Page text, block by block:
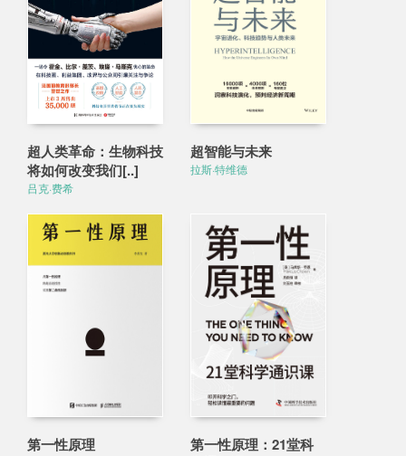
超人类革命：生物科技
将如何改变我们[..]
吕克·费希
超智能与未来
拉斯·特维德
第一性原理
第一性原理：21堂科